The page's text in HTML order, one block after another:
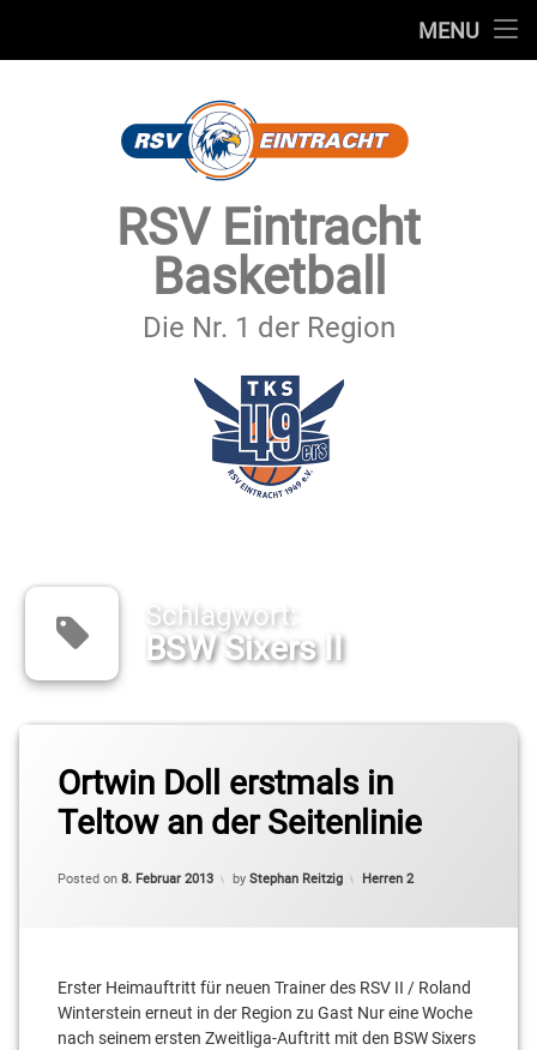
MENU
SECHSTER MANN
IMPRESSUM & DATENSCHUTZ
RSV Eintracht
Basketball
Die Nr. 1 der Region
Schlagwort:
BSW Sixers II
Ortwin Doll erstmals in
Teltow an der Seitenlinie
Posted on 8. Februar 2013 by Stephan Reitzig Categories:
Herren 2
Erster Heimauftritt für neuen Trainer des RSV II / Roland
Winterstein erneut in der Region zu Gast Nur eine Woche
nach seinem ersten Zweitliga-Auftritt mit den BSW Sixers
BSW
Sixers
II
Neubauer
Colin
Craven